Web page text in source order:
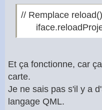
// Remplace
Et ça fonctionne, car
carte.
Je ne sais pas s'il y a
langage QML.